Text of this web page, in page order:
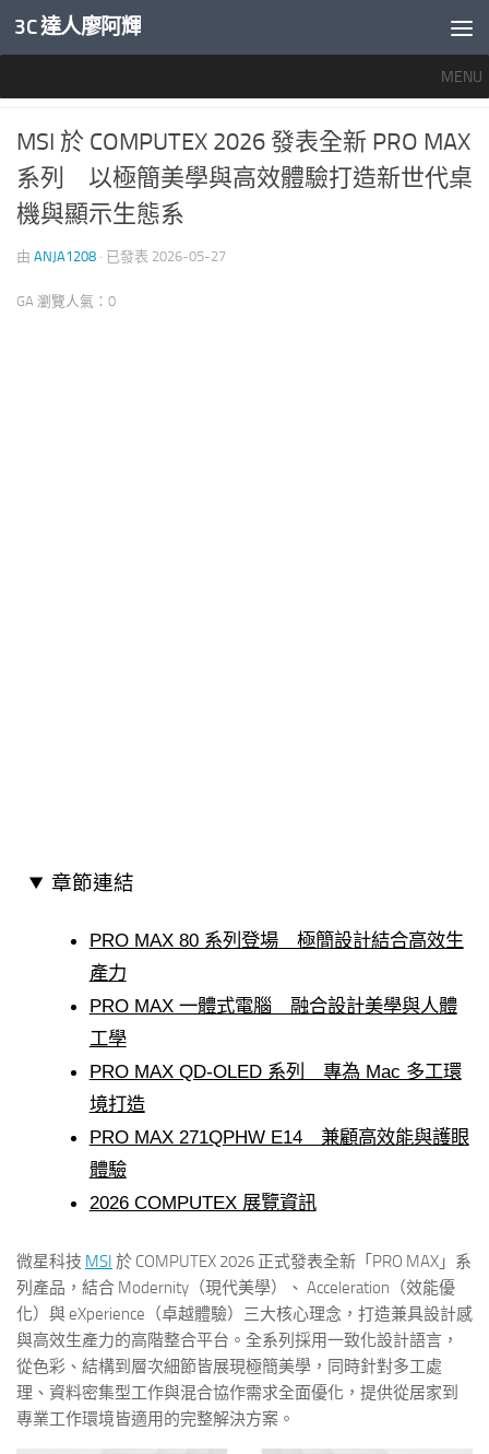
內文下方
3C 達人廖阿輝
MENU
0
MSI 於 COMPUTEX 2026 發表全新 PRO MAX
系列 以極簡美學與高效體驗打造新世代桌
機與顯示生態系
由 ANJA1208 · 已發表 2026-05-27
GA 瀏覽人氣：0
章節連結
PRO MAX 80 系列登場 極簡設計結合高效生
產力
PRO MAX 一體式電腦 融合設計美學與人體
工學
PRO MAX QD-OLED 系列 專為 Mac 多工環
境打造
PRO MAX 271QPHW E14 兼顧高效能與護眼
體驗
2026 COMPUTEX 展覽資訊
微星科技 MSI 於 COMPUTEX 2026 正式發表全新「PRO MAX」系
列產品，結合 Modernity（現代美學）、 Acceleration（效能優
化）與 eXperience（卓越體驗）三大核心理念，打造兼具設計感
與高效生產力的高階整合平台。全系列採用一致化設計語言，
從色彩、結構到層次細節皆展現極簡美學，同時針對多工處
理、資料密集型工作與混合協作需求全面優化，提供從居家到
專業工作環境皆適用的完整解決方案。